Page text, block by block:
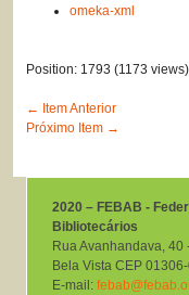
omeka-xml
Position: 1793 (1173 views)
← Item Anterior
Próximo Item →
2020 – FEBAB -
Bibliotecários
Rua Avanhandava, 40
Bela Vista CEP
E-mail: